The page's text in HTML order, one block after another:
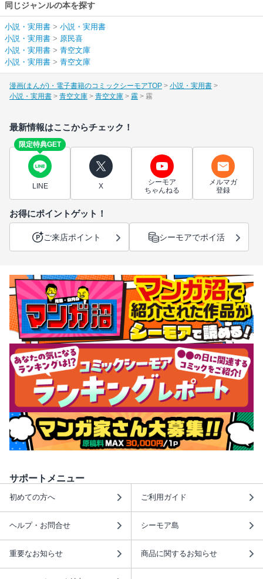
同じジャンルの本を探す
小説・実用書 > 小説・実用書
小説・実用書 > 原民喜
小説・実用書 > 青空文庫
小説・実用書 > 青空文庫
漫画(まんが)・電子書籍のコミックシーモアTOP
小説・実用書
小説・実用書
青空文庫 青空文庫 霧 霧
最新情報はここからチェック！
限定特典GET
LINE X
シーモア
ちゃんねる
メルマガ
登録
お得にポイントゲット！
ご来店ポイント シーモアでポイ活
サポートメニュー
初めての方へ ご利用ガイド
ヘルプ・お問合せ シーモア島
重要なお知らせ 商品に関するお知らせ